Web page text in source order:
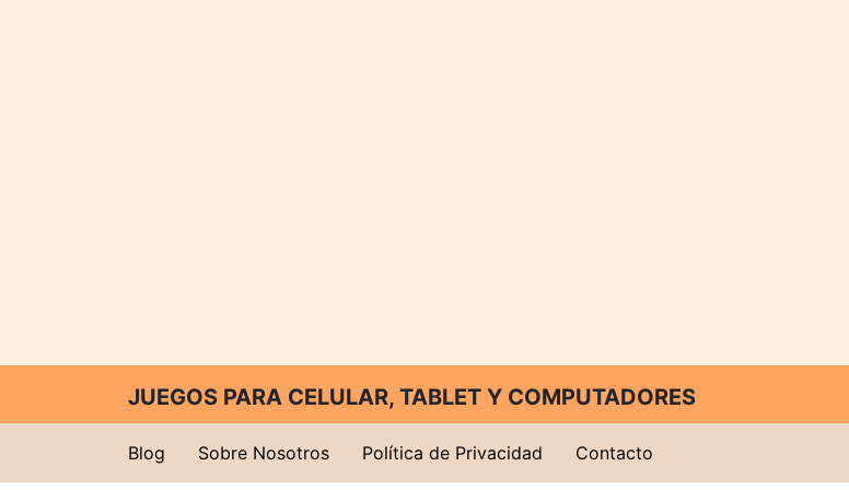
JUEGOS PARA CELULAR, TABLET Y COMPUTADORES
Blog Sobre Nosotros Política de Privacidad Contacto